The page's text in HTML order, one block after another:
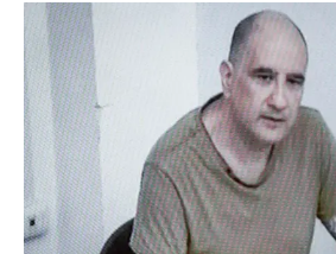
SPORT
RISULTATI E CLASSIFICHE
CALCIO
CALCIO REGIONALE
BASKET
VOLLEY
MOTORI